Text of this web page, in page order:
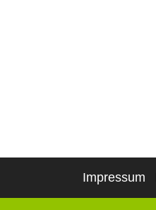
Impressum